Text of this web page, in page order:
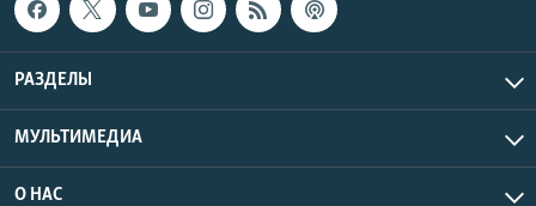
РАЗДЕЛЫ
МУЛЬТИМЕДИА
О НАС